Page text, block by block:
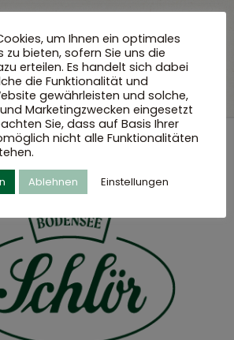
um Ihnen ein optimales
zu bieten, sofern Sie uns die
erteilen. Es handelt sich dabei
die Funktionalität und
gewährleisten und solche,
Marketingzwecken eingesetzt
Sie, dass auf Basis Ihrer
nicht alle Funktionalitäten
Ablehnen Einstellungen